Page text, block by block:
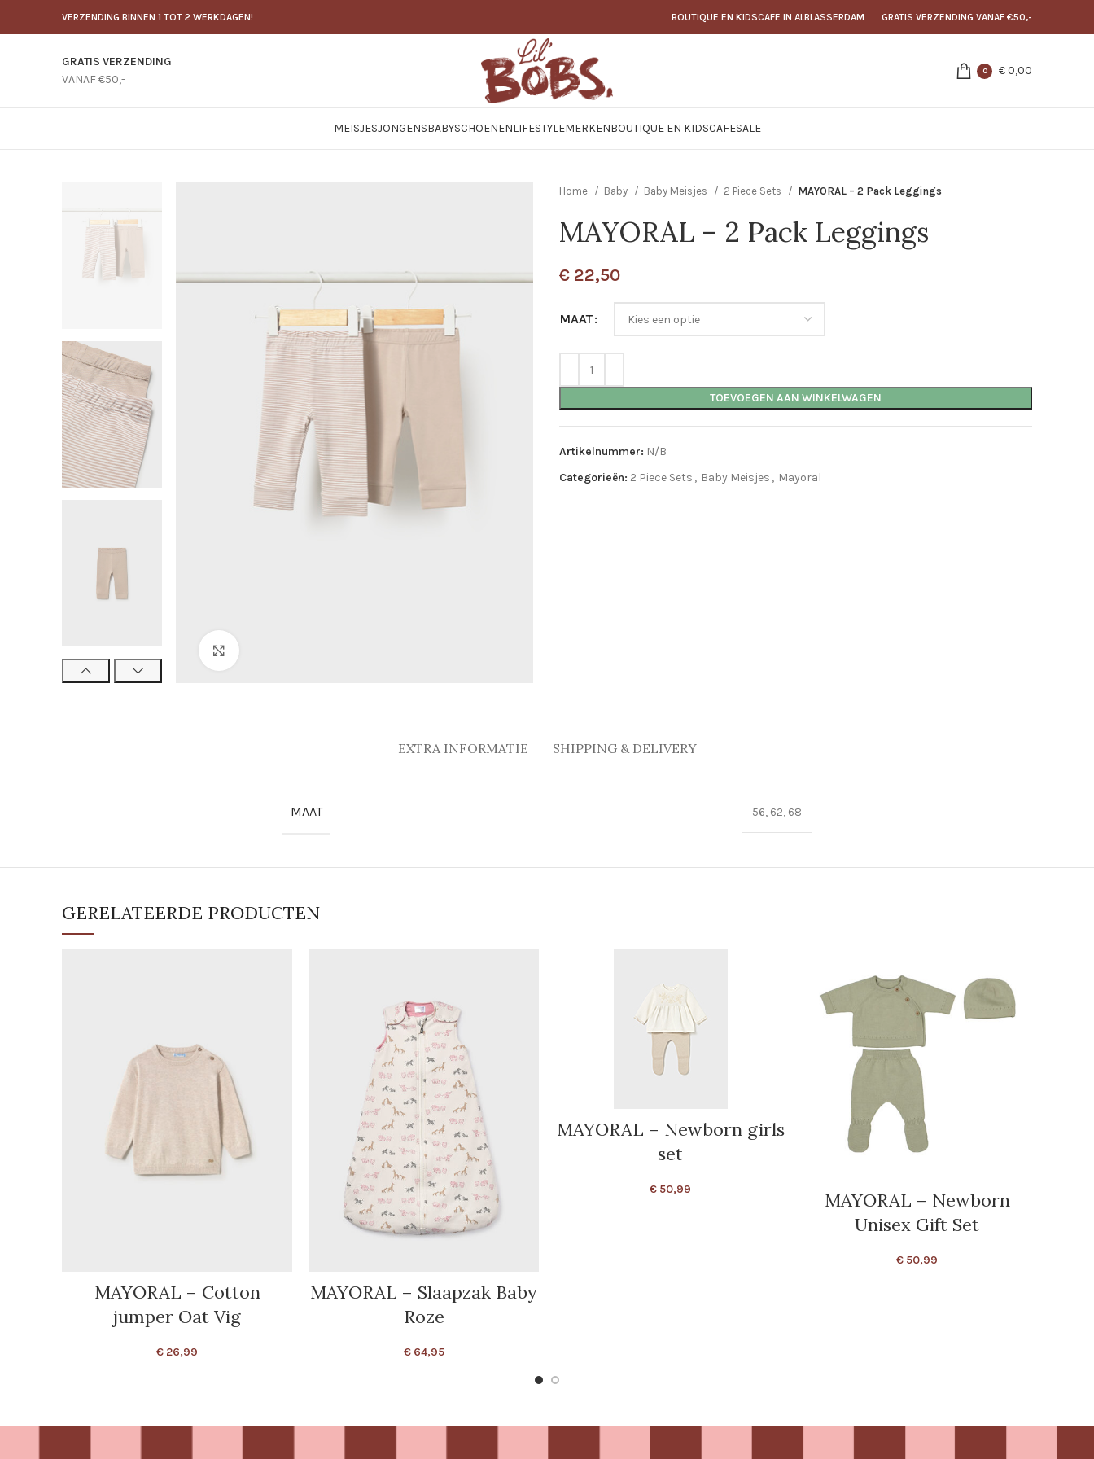
VERZENDING BINNEN 1 TOT 2 WERKDAGEN! BOUTIQUE EN KIDSCAFE IN ALBLASSERDAM GRATIS VERZENDING VANAF €50,-
GRATIS VERZENDING
VANAF €50,-
0 €0,00
MEISJESJONGENSBABYSCHOENENLIFESTYLEMERKENBOUTIQUE EN KIDSCAFESALE
Home Baby Baby Meisjes 2 Piece Sets MAYORAL – 2 Pack Leggings
MAYORAL – 2 Pack Leggings
€ 22,50
MAAT
TOEVOEGEN AAN WINKELWAGEN
Artikelnummer: N/B
Categorieën: 2 Piece Sets , Baby Meisjes , Mayoral
EXTRA INFORMATIE SHIPPING & DELIVERY
MAAT 56, 62, 68
GERELATEERDE PRODUCTEN
MAYORAL – Cotton
jumper Oat Vig
€ 26,99
MAYORAL – Slaapzak Baby
Roze
€64,95
MAYORAL – Newborn girls
set
€ 50,99
MAYORAL – Newborn
Unisex Gift Set
€ 50,99